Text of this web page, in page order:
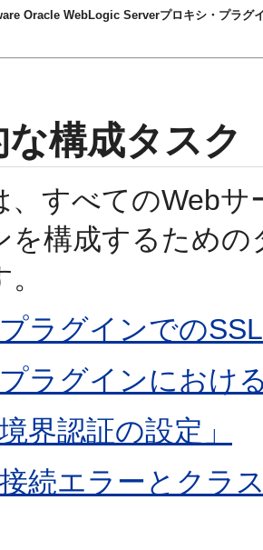
Oracle WebLogic Serverプロキシ・プラグ
構成タスク
、すべてのWeb
を構成するため
ラグインでの
ラグインにおけ
界認証の設定」
続エラーとクラ